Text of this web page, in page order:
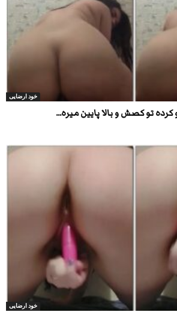
خود ارضایی
تو کصش و بالا پایین میره...
خود ارضایی